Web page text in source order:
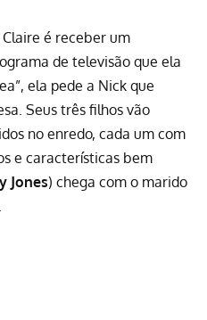
Claire é receber um
de televisão que ela
ela pede a Nick que
Seus três filhos vão
no enredo, cada um com
e características bem
Jones) chega com o marido